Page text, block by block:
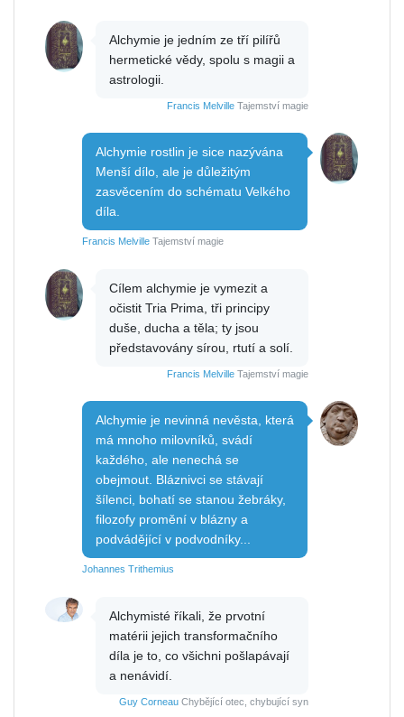
Alchymie je jedním ze tří pilířů
hermetické vědy, spolu s magii a
astrologii.
Francis Melville Tajemství magie
Alchymie rostlin je sice nazývána
Menší dílo, ale je důležitým
zasvěcením do schématu Velkého
díla.
Francis Melville Tajemství magie
Cílem alchymie je vymezit a
očistit Tria Prima, tři principy
duše, ducha a těla; ty jsou
představovány sírou, rtutí a solí.
Francis Melville Tajemství magie
Alchymie je nevinná nevěsta, která
má mnoho milovníků, svádí
každého, ale nenechá se
obejmout. Bláznivci se stávají
šílenci, bohatí se stanou žebráky,
filozofy promění v blázny a
podvádějící v podvodníky...
Johannes Trithemius
Alchymisté říkali, že prvotní
matérii jejich transformačního
díla je to, co všichni pošlapávají
a nenávidí.
Guy Corneau Chybějící otec, chybující syn